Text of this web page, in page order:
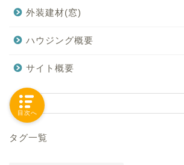
外装建材(窓)
ハウジング概要
サイト概要
タグ一覧
目次へ